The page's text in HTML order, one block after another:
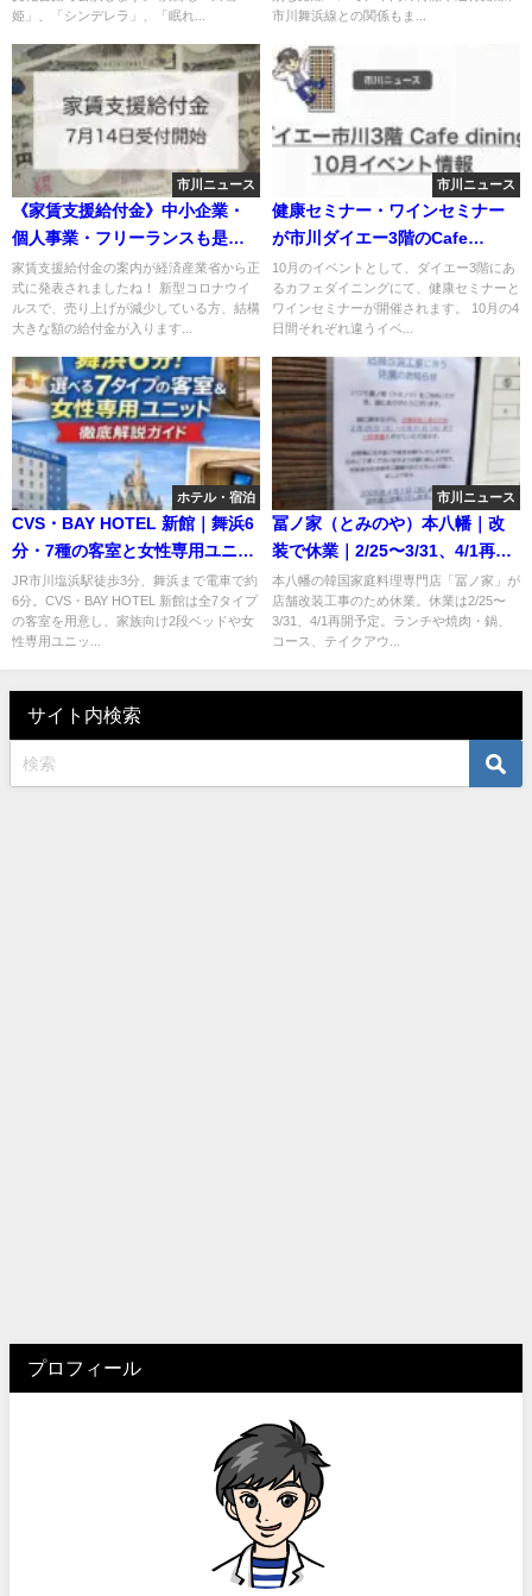
姫」、「シンデレラ」、「眠れ...
市川舞浜線との関係もま...
市川ニュース
《家賃支援給付金》中小企業・
個人事業・フリーランスも是非
活用を！7/14開始！
家賃支援給付金の案内が経済産業省から正
式に発表されましたね！ 新型コロナウイ
ルスで、売り上げが減少している方、結構
大きな額の給付金が入ります...
市川ニュース
健康セミナー・ワインセミナー
が市川ダイエー3階のCafe
diningで開催されます！
10月のイベントとして、ダイエー3階にあ
るカフェダイニングにて、健康セミナーと
ワインセミナーが開催されます。 10月の4
日間それぞれ違うイベ...
ホテル・宿泊
CVS・BAY HOTEL 新館｜舞浜6
分・7種の客室と女性専用ユニッ
トを徹底解説
JR市川塩浜駅徒歩3分、舞浜まで電車で約
6分。CVS・BAY HOTEL 新館は全7タイプ
の客室を用意し、家族向け2段ベッドや女
性専用ユニッ...
市川ニュース
冨ノ家（とみのや）本八幡｜改
装で休業｜2/25〜3/31、4/1再開
予定【2026年】
本八幡の韓国家庭料理専門店「冨ノ家」が
店舗改装工事のため休業。休業は2/25〜
3/31、4/1再開予定。ランチや焼肉・鍋、
コース、テイクアウ...
サイト内検索
プロフィール